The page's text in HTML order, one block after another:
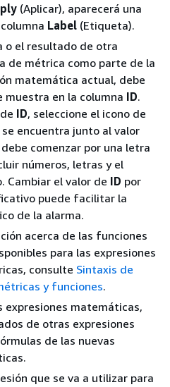
(Aplicar), aparecerá una
Label (Etiqueta).
o el resultado de otra
de métrica como parte de la
matemática actual, debe
muestra en la columna ID.
ID, seleccione el icono de
encuentra junto al valor
comenzar por una letra
números, letras y el
Cambiar el valor de ID por
puede facilitar la
de la alarma.
acerca de las funciones
para las expresiones
consulte Sintaxis de
y funciones.
expresiones matemáticas,
de otras expresiones
de las nuevas
que se va a utilizar para